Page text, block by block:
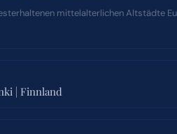
mittelalterlichen Altstädte
| Finnland